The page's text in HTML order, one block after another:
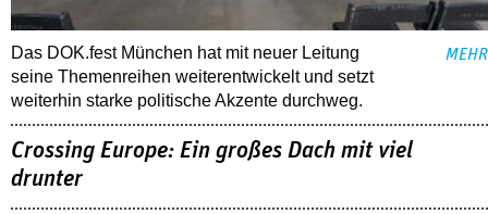
Das DOK.fest München hat mit neuer Leitung
seine Themenreihen weiterentwickelt und setzt
weiterhin starke politische Akzente durchweg.
MEHR
Crossing Europe: Ein großes Dach mit viel
drunter